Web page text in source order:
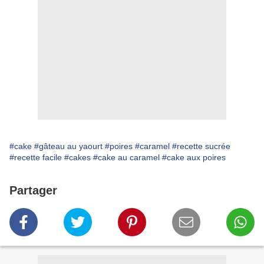
#cake #gâteau au yaourt #poires #caramel #recette sucrée
#recette facile #cakes #cake au caramel #cake aux poires
Partager